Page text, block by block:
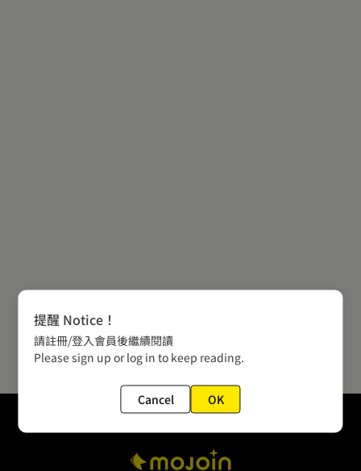
提醒 Notice！
請註冊/登入會員後繼續閱讀
Please sign up or log in to keep reading.
Cancel OK